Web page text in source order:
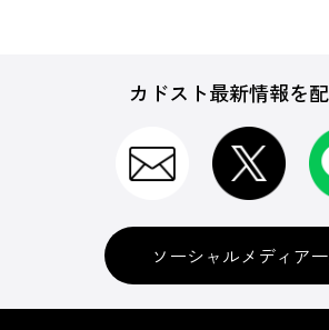
カドスト最新情報を
ソーシャルメディア